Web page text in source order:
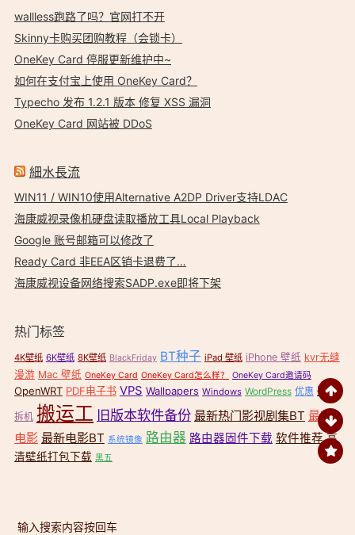
wallless跑路了吗？官网打不开
Skinny卡购买团购教程（会锁卡）
OneKey Card 停服更新维护中~
如何在支付宝上使用 OneKey Card？
Typecho 发布 1.2.1 版本 修复 XSS 漏洞
OneKey Card 网站被 DDoS
細水長流
WIN11 / WIN10使用Alternative A2DP Driver支持LDAC
海康威视录像机硬盘读取播放工具Local Playback
Google 账号邮箱可以修改了
Ready Card 非EEA区销卡退费了…
海康威视设备网络搜索SADP.exe即将下架
热门标签
4K壁纸 6K壁纸 8K壁纸 BlackFriday BT种子 iPad 壁纸 iPhone 壁纸 kvr无缝
漫游 Mac 壁纸 OneKey Card OneKey Card怎么样？ OneKey Card邀请码
OpenWRT PDF电子书 VPS Wallpapers Windows WordPress 优惠 壁纸
拆机 搬运工 旧版本软件备份 最新热门影视剧集BT 最新
电影 最新电影BT 系统镜像 路由器 路由器固件下载 软件推荐 高
清壁纸打包下载 黑五